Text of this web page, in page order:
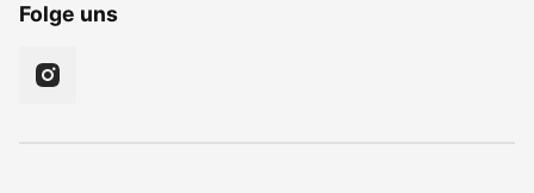
Folge uns